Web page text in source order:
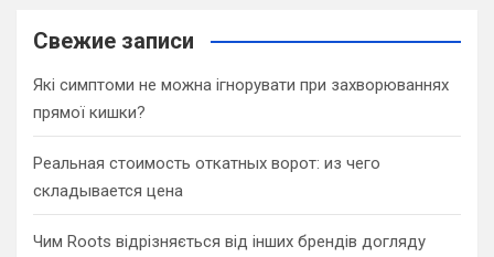
c
Свежие записи
Які симптоми не можна ігнорувати при захворюваннях
прямої кишки?
Реальная стоимость откатных ворот: из чего
складывается цена
Чим Roots відрізняється від інших брендів догляду